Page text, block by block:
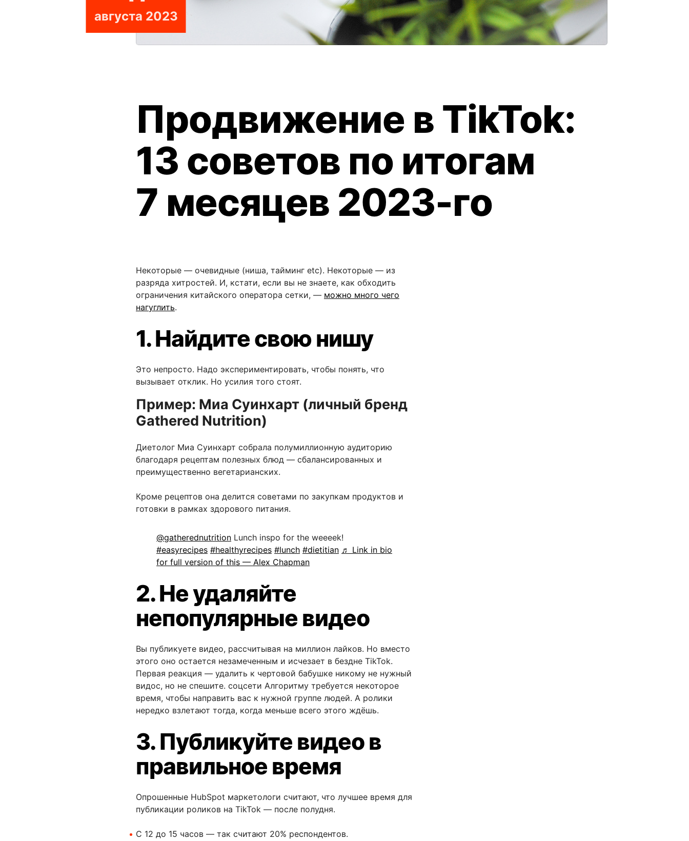
Продвижение в TikTok:
13 советов по итогам
7 месяцев 2023-го
августа 2023
Некоторые — очевидные (ниша, тайминг etc). Некоторые — из
разряда хитростей. И, кстати, если вы не знаете, как обходить
ограничения китайского оператора сетки, — можно много чего
нагуглить.
1. Найдите свою нишу
Это непросто. Надо экспериментировать, чтобы понять, что
вызывает отклик. Но усилия того стоят.
Пример: Миа Суинхарт (личный бренд
Gathered Nutrition)
Диетолог Миа Суинхарт собрала полумиллионную аудиторию
благодаря рецептам полезных блюд — сбалансированных и
преимущественно вегетарианских.
Кроме рецептов она делится советами по закупкам продуктов и
готовки в рамках здорового питания.
@gatherednutrition Lunch inspo for the weeeek!
#easyrecipes #healthyrecipes #lunch #dietitian ♬ Link in bio
for full version of this — Alex Chapman
2. Не удаляйте
непопулярные видео
Вы публикуете видео, рассчитывая на миллион лайков. Но вместо
этого оно остается незамеченным и исчезает в бездне TikTok.
Первая реакция — удалить к чертовой бабушке никому не нужный
видос, но не спешите. соцсети Алгоритму требуется некоторое
время, чтобы направить вас к нужной группе людей. А ролики
нередко взлетают тогда, когда меньше всего этого ждёшь.
3. Публикуйте видео в
правильное время
Опрошенные HubSpot маркетологи считают, что лучшее время для
публикации роликов на TikTok — после полудня.
С 12 до 15 часов — так считают 20% респондентов.